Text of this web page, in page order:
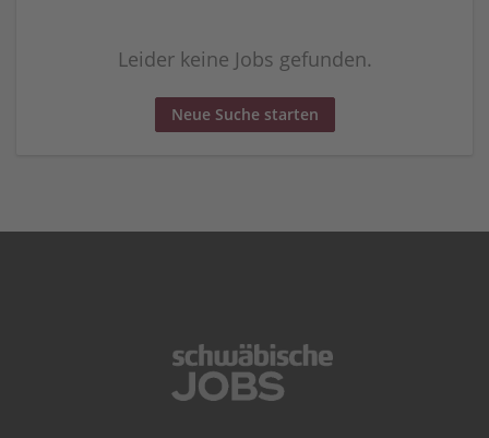
Leider keine Jobs gefunden.
Neue Suche starten